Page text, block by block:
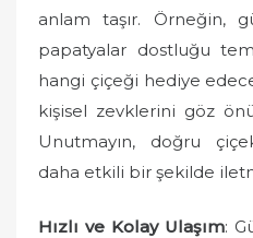
anlam taşır. Örneğin,
papatyalar dostluğu
hangi çiçeği hediye
kişisel zevklerini göz
Unutmayın, doğru
daha etkili bir şekilde
Hızlı ve Kolay Ulaşım: